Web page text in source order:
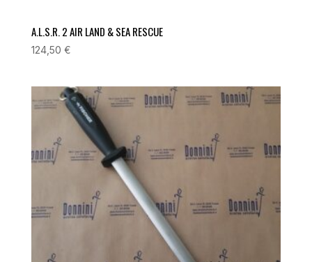
A.L.S.R. 2 AIR LAND & SEA RESCUE
124,50 €